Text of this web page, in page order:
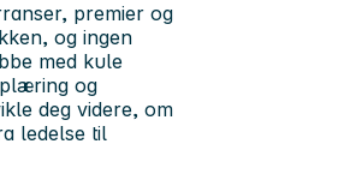
premier og
og ingen
med kule
og
deg videre, om
ledelse til